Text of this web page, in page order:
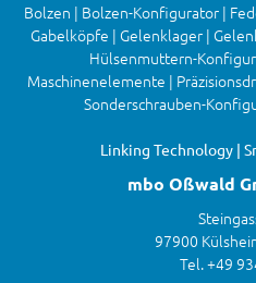
Bolzen | Bolzen-Konfigurator |
Gabelköpfe | Gelenklager |
Hülsenmuttern-
Maschinenelemente |
Sonderschrauben-
Linking Technology |
mbo Oßwald
97900
Tel. +49